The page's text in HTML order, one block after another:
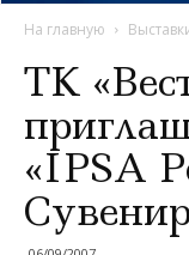
На главную
ТК
«IPSA